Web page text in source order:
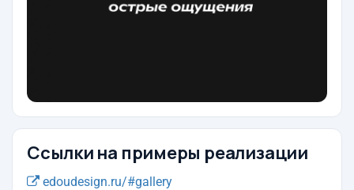
Ссылки на примеры реализации
edoudesign.ru/#gallery